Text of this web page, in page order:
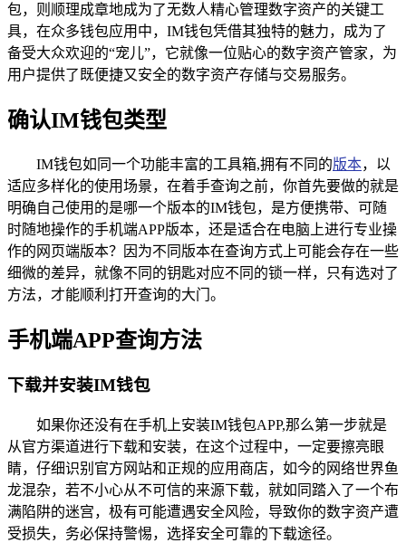
包，则顺理成章地成为了无数人精心管理数字资产的关键工
具，在众多钱包应用中，IM钱包凭借其独特的魅力，成为了
备受大众欢迎的“宠儿”，它就像一位贴心的数字资产管家，为
用户提供了既便捷又安全的数字资产存储与交易服务。
确认IM钱包类型
IM钱包如同一个功能丰富的工具箱,拥有不同的版本，以
适应多样化的使用场景，在着手查询之前，你首先要做的就是
明确自己使用的是哪一个版本的IM钱包，是方便携带、可随
时随地操作的手机端APP版本，还是适合在电脑上进行专业操
作的网页端版本？因为不同版本在查询方式上可能会存在一些
细微的差异，就像不同的钥匙对应不同的锁一样，只有选对了
方法，才能顺利打开查询的大门。
手机端APP查询方法
下载并安装IM钱包
如果你还没有在手机上安装IM钱包APP,那么第一步就是
从官方渠道进行下载和安装，在这个过程中，一定要擦亮眼
睛，仔细识别官方网站和正规的应用商店，如今的网络世界鱼
龙混杂，若不小心从不可信的来源下载，就如同踏入了一个布
满陷阱的迷宫，极有可能遭遇安全风险，导致你的数字资产遭
受损失，务必保持警惕，选择安全可靠的下载途径。